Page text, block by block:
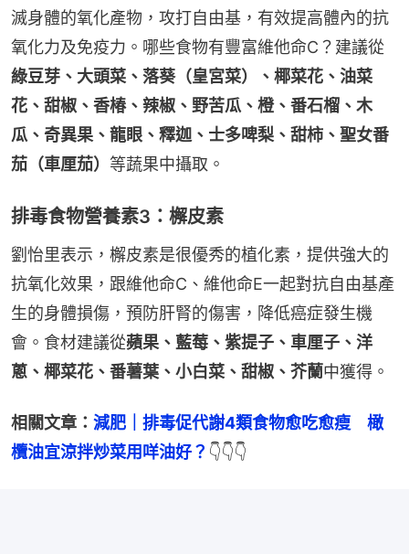
滅身體的氧化產物，攻打自由基，有效提高體內的抗
氧化力及免疫力。哪些食物有豐富維他命C？建議從
綠豆芽、大頭菜、落葵（皇宮菜）、椰菜花、油菜
花、甜椒、香椿、辣椒、野苦瓜、橙、番石榴、木
瓜、奇異果、龍眼、釋迦、士多啤梨、甜柿、聖女番
茄（車厘茄） 等蔬果中攝取。
排毒食物營養素3：檞皮素
劉怡里表示，檞皮素是很優秀的植化素，提供強大的
抗氧化效果，跟維他命C、維他命E一起對抗自由基產
生的身體損傷，預防肝腎的傷害，降低癌症發生機
會。食材建議從蘋果、藍莓、紫提子、車厘子、洋
蔥、椰菜花、番薯葉、小白菜、甜椒、芥蘭中獲得。
相關文章： 減肥｜排毒促代謝4類食物愈吃愈瘦　橄
欖油宜涼拌炒菜用咩油好？ 👇👇👇